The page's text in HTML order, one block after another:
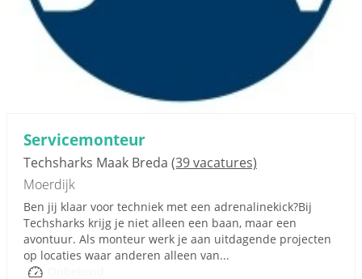
Servicemonteur
Techsharks Maak Breda (39 vacatures)
Moerdijk
Ben jij klaar voor techniek met een adrenalinekick?Bij
Techsharks krijg je niet alleen een baan, maar een
avontuur. Als monteur werk je aan uitdagende projecten
op locaties waar anderen alleen van...